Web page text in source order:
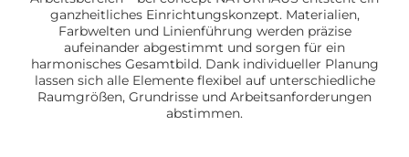
ganzheitliches Einrichtungskonzept. Materialien,
Farbwelten und Linienführung werden präzise
aufeinander abgestimmt und sorgen für ein
harmonisches Gesamtbild. Dank individueller Planung
lassen sich alle Elemente flexibel auf unterschiedliche
Raumgrößen, Grundrisse und Arbeitsanforderungen
abstimmen.